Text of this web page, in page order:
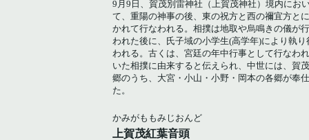
9月9日、賀茂別雷神社（上賀茂神社）境内にお
て、重陽の神事の後、東の祝方と西の禰宜方と
かれて行なわれる。相撲は地取や烏鳴きの儀が
われた後に、氏子域の小学生(高学年)により執り
われる。古くは、宮廷の年中行事として行なわ
いた相撲に由来すると伝えられ、中世には、賀
郷のうち、大宮・小山・小野・岡本の各郷が奉
た。
かみがももみじおんど
上賀茂紅葉音頭